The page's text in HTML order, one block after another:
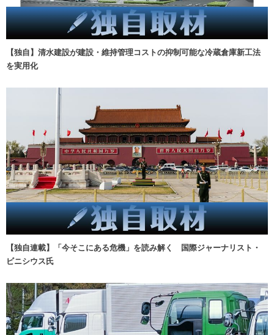
【独自】清水建設が建設・維持管理コストの抑制可能な冷蔵倉庫新工法
を実用化
【独自連載】「今そこにある危機」を読み解く 国際ジャーナリスト・
ビニシウス氏